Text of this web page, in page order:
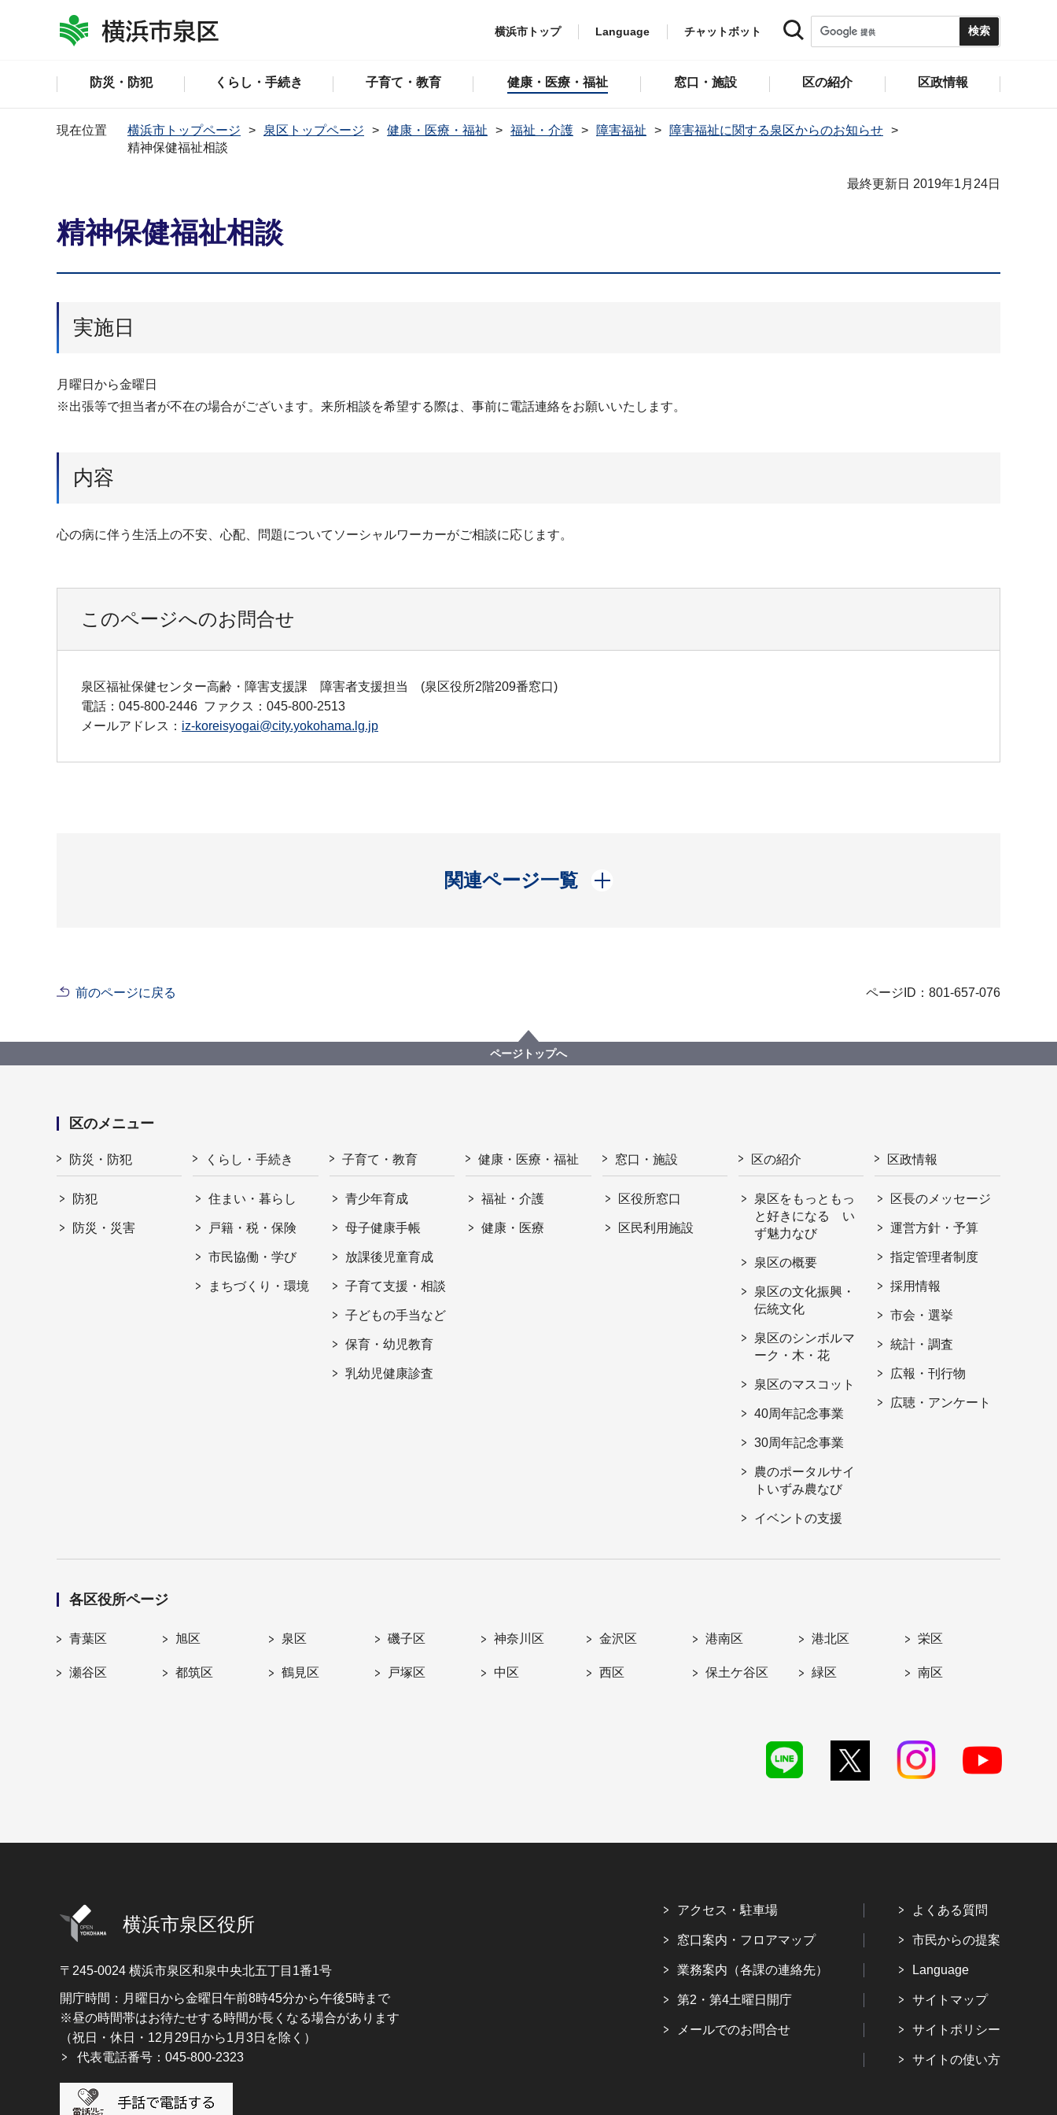
横浜市トップ Language チャットボット
防災・防犯 くらし・手続き 子育て・教育 健康・医療・福祉 窓口・施設 区の紹介 区政情報
現在位置 横浜市トップページ 泉区トップページ 健康・医療・福祉 福祉・介護 障害福祉
障害福祉に関する泉区からのお知らせ
精神保健福祉相談
最終更新日 2019年1月24日
精神保健福祉相談
実施日
月曜日から金曜日
※出張等で担当者が不在の場合がございます。来所相談を希望する際は、事前に電話連絡をお願いいたします。
内容
心の病に伴う生活上の不安、心配、問題についてソーシャルワーカーがご相談に応じます。
このページへのお問合せ
泉区福祉保健センター高齢・障害支援課 障害者支援担当 (泉区役所2階209番窓口)
電話：045-800-2446 ファクス：045-800-2513
メールアドレス： iz-koreisyogai@city.yokohama.lg.jp
関連ページ一覧
開く
前のページに戻る ページID：801-657-076
ページトップへ
区のメニュー
防災・防犯
防犯
防災・災害
くらし・手続き
住まい・暮らし
戸籍・税・保険
市民協働・学び
まちづくり・環境
子育て・教育
青少年育成
母子健康手帳
放課後児童育成
子育て支援・相談
子どもの手当など
保育・幼児教育
乳幼児健康診査
健康・医療・福祉
福祉・介護
健康・医療
窓口・施設
区役所窓口
区民利用施設
区の紹介
泉区をもっともっ
と好きになる い
ず魅力なび
泉区の概要
泉区の文化振興・
伝統文化
泉区のシンボルマ
ーク・木・花
泉区のマスコット
40周年記念事業
30周年記念事業
農のポータルサイ
トいずみ農なび
イベントの支援
区政情報
区長のメッセージ
運営方針・予算
指定管理者制度
採用情報
市会・選挙
統計・調査
広報・刊行物
広聴・アンケート
各区役所ページ
青葉区 旭区 泉区 磯子区 神奈川区 金沢区 港南区 港北区 栄区
瀬谷区 都筑区 鶴見区 戸塚区 中区 西区 保土ケ谷区 緑区 南区
横浜市泉区役所
〒245-0024 横浜市泉区和泉中央北五丁目1番1号
開庁時間：月曜日から金曜日午前8時45分から午後5時まで
※昼の時間帯はお待たせする時間が長くなる場合があります
（祝日・休日・12月29日から1月3日を除く）
代表電話番号：045-800-2323
アクセス・駐車場
窓口案内・フロアマップ
業務案内（各課の連絡先）
第2・第4土曜日開庁
メールでのお問合せ
よくある質問
市民からの提案
Language
サイトマップ
サイトポリシー
サイトの使い方